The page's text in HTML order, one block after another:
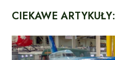
CIEKAWE ARTYKUŁY: